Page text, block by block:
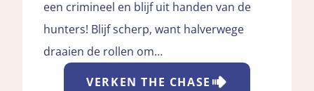
een crimineel en blijf uit handen van de
hunters! Blijf scherp, want halverwege
draaien de rollen om…
VERKENTHE CHASE